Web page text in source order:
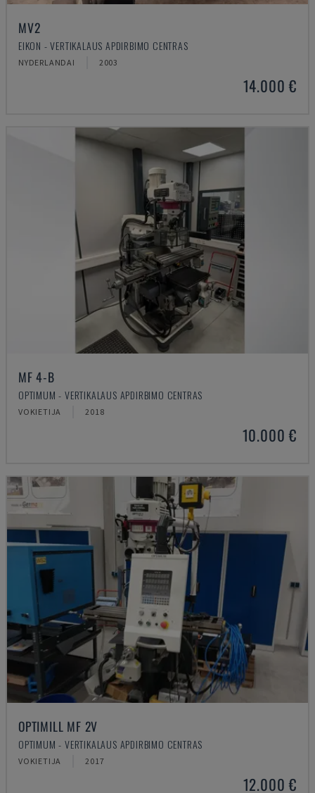
MV2
EIKON - VERTIKALAUS APDIRBIMO CENTRAS
NYDERLANDAI 2003
14.000 €
MF 4-B
OPTIMUM - VERTIKALAUS APDIRBIMO CENTRAS
VOKIETIJA 2018
10.000 €
OPTIMILL MF 2V
OPTIMUM - VERTIKALAUS APDIRBIMO CENTRAS
VOKIETIJA 2017
12.000 €